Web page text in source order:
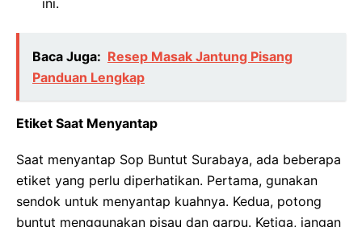
Baca Juga: Resep Masak Jantung Pisang
Panduan Lengkap
Etiket Saat Menyantap
Saat menyantap Sop Buntut Surabaya, ada beberapa
etiket yang perlu diperhatikan. Pertama, gunakan
sendok untuk menyantap kuahnya. Kedua, potong
buntut menggunakan pisau dan garpu. Ketiga, jangan